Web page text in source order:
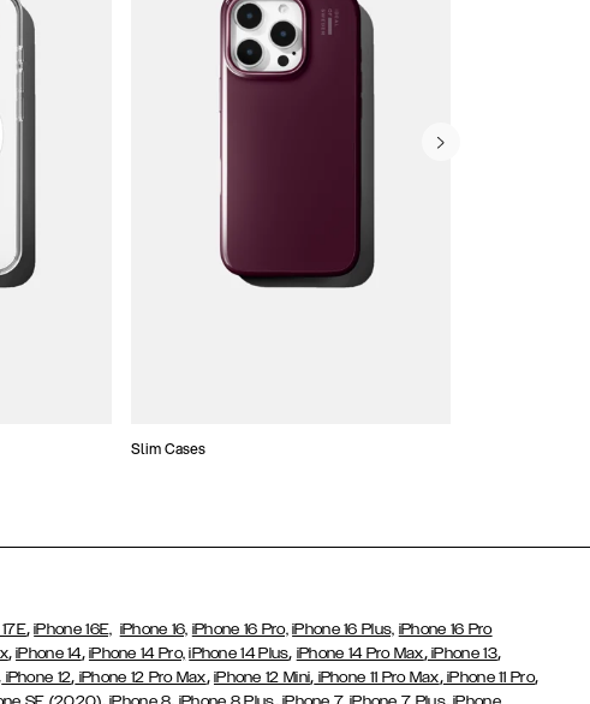
Slim Cases
,iPhone 16E, iPhone 16, iPhone 16 Pro, iPhone 16 Plus, iPhone 16 Pro
,iPhone 14, iPhone 14 Pro, iPhone 14 Plus, iPhone 14 Pro Max,iPhone 13,
iPhone 12, iPhone 12 Pro Max, iPhone 12 Mini, iPhone 11 Pro Max,iPhone 11 Pro,